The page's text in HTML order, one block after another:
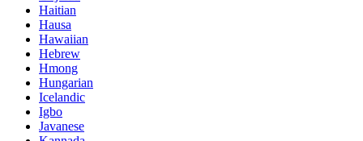
Haitian
Hausa
Hawaiian
Hebrew
Hmong
Hungarian
Icelandic
Igbo
Javanese